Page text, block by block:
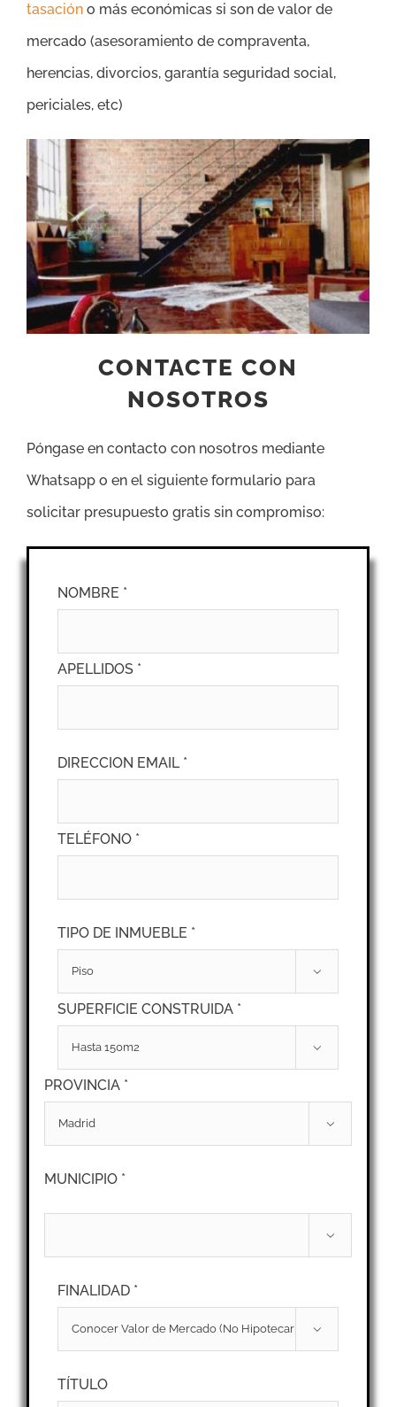
tasación o más económicas si son de valor de
mercado (asesoramiento de compraventa,
herencias, divorcios, garantía seguridad social,
periciales, etc)
CONTACTE CON
NOSOTROS
Póngase en contacto con nosotros mediante
Whatsapp o en el siguiente formulario para
solicitar presupuesto gratis sin compromiso:
NOMBRE *
APELLIDOS *
DIRECCION EMAIL *
TELÉFONO *
TIPO DE INMUEBLE *

SUPERFICIE CONSTRUIDA *

PROVINCIA *

MUNICIPIO *

FINALIDAD *

TÍTULO